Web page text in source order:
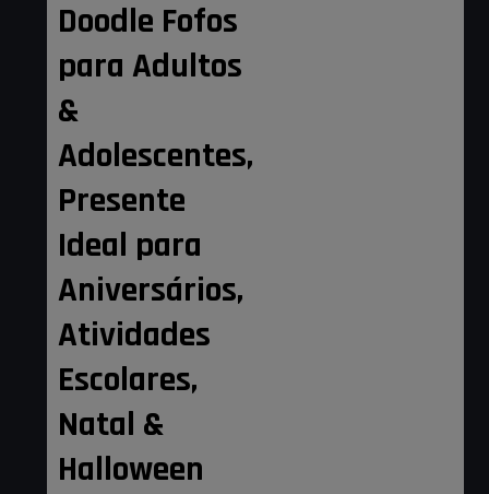
Doodle Fofos
para Adultos
&
Adolescentes,
Presente
Ideal para
Aniversários,
Atividades
Escolares,
Natal &
Halloween